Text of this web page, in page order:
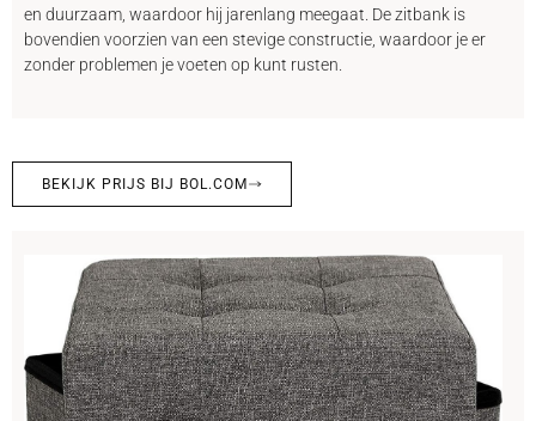
en duurzaam, waardoor hij jarenlang meegaat. De zitbank is
bovendien voorzien van een stevige constructie, waardoor je er
zonder problemen je voeten op kunt rusten.
BEKIJK PRIJS BIJ BOL.COM